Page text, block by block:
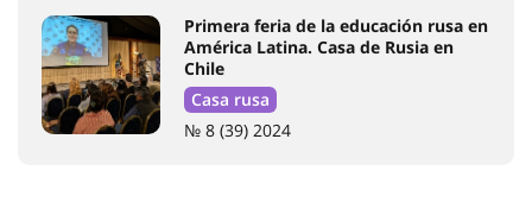
Primera feria de la educación rusa en
América Latina. Casa de Rusia en
Chile
Casa rusa
№ 8 (39) 2024